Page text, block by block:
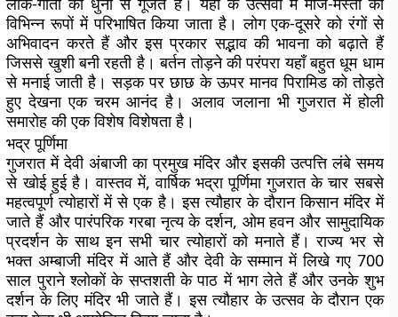
विभिन्न रूपों में परिभाषित किया जाता है। लोग एक-दूसरे को रंगों से
अभिवादन करते हैं और इस प्रकार सद्भाव की भावना को बढ़ाते हैं
जिससे खुशी बनी रहती है। बर्तन तोड़ने की परंपरा यहाँ बहुत धूम धाम
से मनाई जाती है। सड़क पर छाछ के ऊपर मानव पिरामिड को तोड़ते
हुए देखना एक चरम आनंद है। अलाव जलाना भी गुजरात में होली
समारोह की एक विशेष विशेषता है।
भद्र पूर्णिमा
गुजरात में देवी अंबाजी का प्रमुख मंदिर और इसकी उत्पत्ति लंबे समय
से खोई हुई है। वास्तव में, वार्षिक भद्रा पूर्णिमा गुजरात के चार सबसे
महत्वपूर्ण त्योहारों में से एक है। इस त्यौहार के दौरान किसान मंदिर में
जाते हैं और पारंपरिक गरबा नृत्य के दर्शन, ओम हवन और सामुदायिक
प्रदर्शन के साथ इन सभी चार त्योहारों को मनाते हैं। राज्य भर से
भक्त अम्बाजी मंदिर में आते हैं और देवी के सम्मान में लिखे गए 700
साल पुराने श्लोकों के सप्तशती के पाठ में भाग लेते हैं और उनके शुभ
दर्शन के लिए मंदिर भी जाते हैं। इस त्यौहार के उत्सव के दौरान एक